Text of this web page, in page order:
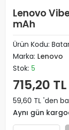
Lenovo
mAh
Ürün Kodu:
Marka: Lenovo
Stok: 5
715,20 TL
59,60 TL 'den
Aynı gün